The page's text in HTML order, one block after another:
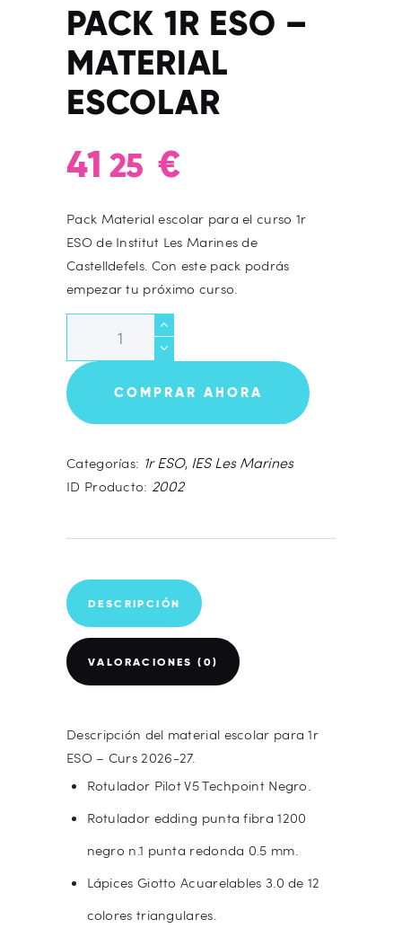
PACK 1R ESO –
MATERIAL
ESCOLAR
41 25 €
Pack Material escolar para el curso 1r
ESO de Institut Les Marines de
Castelldefels. Con este pack podrás
empezar tu próximo curso.
ESO
-
Material
cantidad
COMPRAR AHORA
Categorías: 1r ESO, IES Les Marines
ID Producto: 2002
DESCRIPCIÓN
VALORACIONES (0)
Descripción del material escolar para 1r
ESO – Curs 2026-27.
Rotulador Pilot V5 Techpoint Negro.
Rotulador edding punta fibra 1200
negro n.1 punta redonda 0.5 mm.
Lápices Giotto Acuarelables 3.0 de 12
colores triangulares.